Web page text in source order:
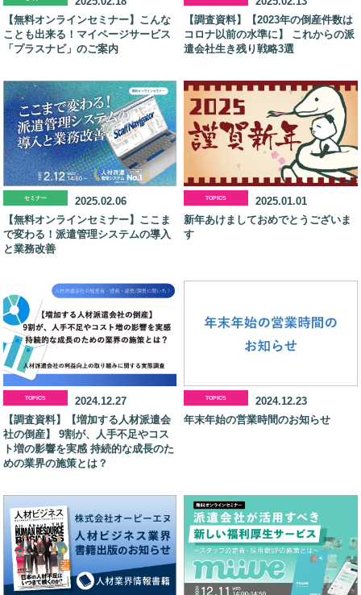
【無料オンラインセミナー】こんな
ことも出来る！マイページサービス
「プラスナビ」のご案内
【調査資料】【2023年の倒産件数は
コロナ以前の水準に】 これからの派
遣会社生き残り戦略3選
セミナー
2025.02.06
【無料オンラインセミナー】ここま
で変わる！派遣管理システムの導入
と業務改善
TOPICS
2025.01.01
新年あけましておめでとうございま
す
TOPICS
2024.12.27
【調査資料】【増加する人材派遣会
社の倒産】 9割が、人手不足やコス
ト増の影響を実感 持続的な成長のた
めの業界の施策とは？
TOPICS
2024.12.23
年末年始の営業時間のお知らせ